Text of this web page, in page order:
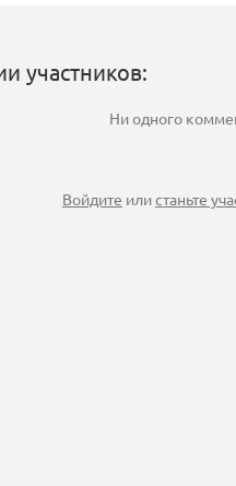
участников:
Ни одного
Войдите илистаньте